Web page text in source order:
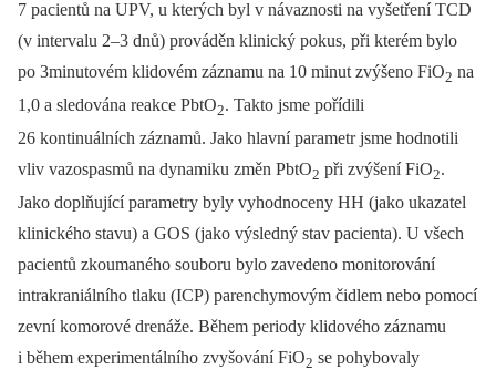
7 pacientů na UPV, u kterých byl v návaznosti na vyšetření TCD
(v intervalu 2–3 dnů) prováděn klinický pokus, při kterém bylo
po 3minutovém klidovém záznamu na 10 minut zvýšeno FiO2 na
1,0 a sledována reakce PbtO2. Takto jsme pořídili
26 kontinuálních záznamů. Jako hlavní parametr jsme hodnotili
vliv vazospasmů na dynamiku změn PbtO2 při zvýšení FiO2.
Jako doplňující parametry byly vyhodnoceny HH (jako ukazatel
klinického stavu) a GOS (jako výsledný stav pacienta). U všech
pacientů zkoumaného souboru bylo zavedeno monitorování
intrakraniálního tlaku (ICP) parenchymovým čidlem nebo pomocí
zevní komorové drenáže. Během periody klidového záznamu
i během experimentálního zvyšování FiO2 se pohybovaly